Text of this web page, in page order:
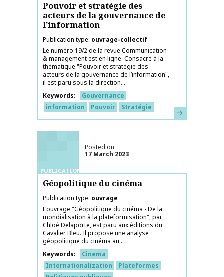
Pouvoir et stratégie des
acteurs de la gouvernance de
l’information
Publication type ouvrage-collectif
Le numéro 19/2 de la revue Communication
& management est en ligne. Consacré à la
thématique "Pouvoir et stratégie des
acteurs de la gouvernance de l’information",
il est paru sous la direction...
Keywords
Gouvernance
information
Pouvoir Stratégie Learn more
PUBLICATIONS
Posted on
17 March 2023
Géopolitique du cinéma
Publication type ouvrage
L'ouvrage "Géopolitique du cinéma - De la
mondialisation à la plateformisation", par
Chloé Delaporte, est paru aux éditions du
Cavalier Bleu. Il propose une analyse
géopolitique du cinéma au...
Keywords
Cinema
Internationalization
Plateformes